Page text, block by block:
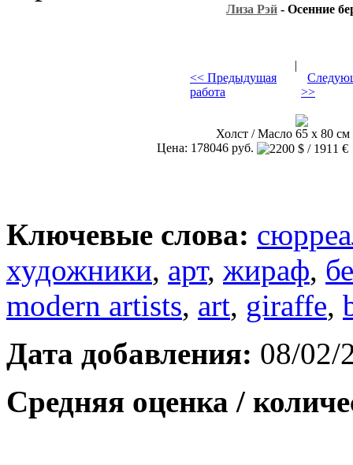
Лиза Рэй - Осенние
<< Предыдущая
работа
|
>>
Холст / Масло 65 х 80 см
Цена: 178046 руб.
Ключевые слова:
художники, арт, жираф,
modern artists, art, giraffe,
Дата добавления: 08/02/
Средняя оценка /